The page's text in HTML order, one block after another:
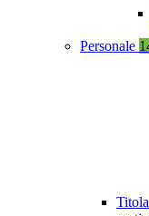
Personale